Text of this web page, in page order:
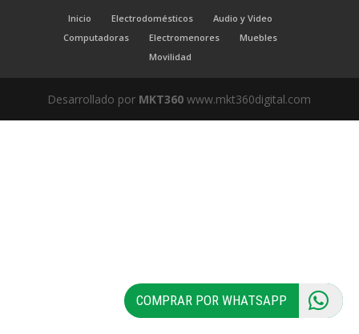
Inicio Electrodomésticos
Audio y Video
Computadoras
Electromenores
Muebles
Movilidad
Desarrollado por MKT360 www.mkt360digital.com
COMPRAR POR WHATSAPP